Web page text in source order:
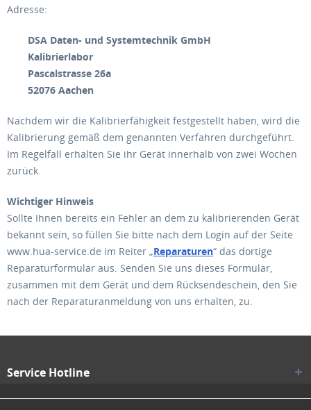
Adresse:
DSA Daten- und Systemtechnik GmbH
Kalibrierlabor
Pascalstrasse 26a
52076 Aachen
Nachdem wir die Kalibrierfähigkeit festgestellt haben, wird die
Kalibrierung gemäß dem genannten Verfahren durchgeführt.
Im Regelfall erhalten Sie ihr Gerät innerhalb von zwei Wochen
zurück.
Wichtiger Hinweis
Sollte Ihnen bereits ein Fehler an dem zu kalibrierenden Gerät
bekannt sein, so füllen Sie bitte nach dem Login auf der Seite
www.hua-service.de im Reiter „Reparaturen“ das dortige
Reparaturformular aus. Senden Sie uns dieses Formular,
zusammen mit dem Gerät und dem Rücksendeschein, den Sie
nach der Reparaturanmeldung von uns erhalten, zu.
Service Hotline